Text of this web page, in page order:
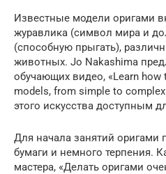
Известные модели оригами
журавлика (символ мира и
(способную прыгать),
животных. Jo Nakashima
обучающих видео, «Learn
models, from simple to
этого искусства доступным
Для начала занятий оригами
бумаги и немного терпения.
мастера, «Делать оригами